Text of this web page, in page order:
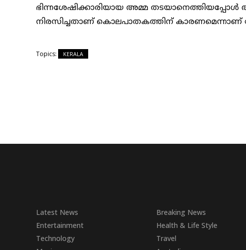
ഭിന്നശേഷിക്കാരിയായ അമ്മ
നിരസിച്ചതാണ് കൊലപാതകത്തിന്
Topics: KERALA
Latest News Breaking News
Entertainment
Health & Life Style
Technology
Travel